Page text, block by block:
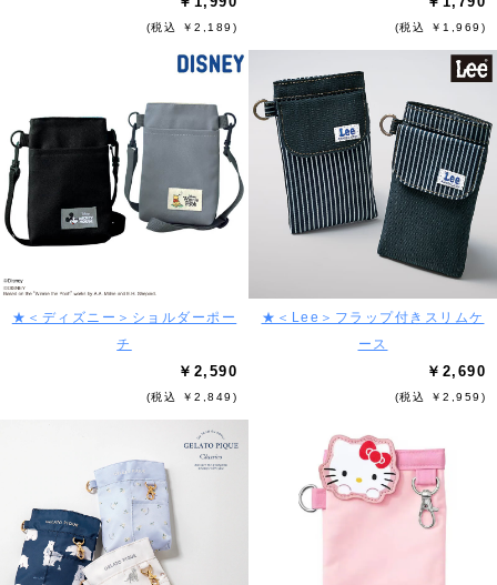
(税込 ￥2,189) (税込 ￥1,969)
★＜ディズニー＞ショルダーポー
チ
￥2,590
(税込 ￥2,849)
★＜Lee＞フラップ付きスリムケ
ース
￥2,690
(税込 ￥2,959)